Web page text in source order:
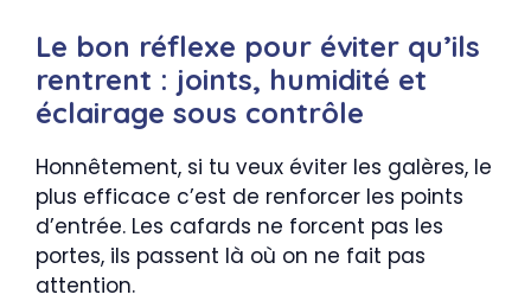
Le bon réflexe pour éviter qu’ils
rentrent : joints, humidité et
éclairage sous contrôle
Honnêtement, si tu veux éviter les galères, le
plus efficace c’est de renforcer les points
d’entrée. Les cafards ne forcent pas les
portes, ils passent là où on ne fait pas
attention.